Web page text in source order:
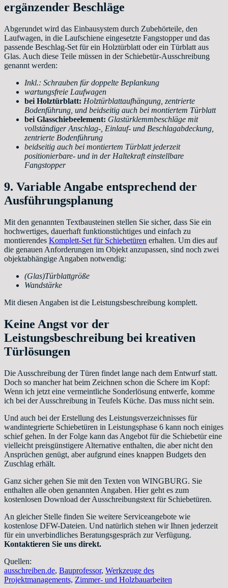
ergänzender Beschläge
Abgerundet wird das Einbausystem durch Zubehörteile, den
Laufwagen, in die Laufschiene eingesetzte Fangstopper und das
passende Beschlag-Set für ein Holztürblatt oder ein Türblatt aus
Glas. Auch diese Teile müssen in der Schiebetür-Ausschreibung
genannt werden:
Inkl.: Schrauben für doppelte Beplankung
wartungsfreie Laufwagen
bei Holztürblatt: Holztürblattaufhängung, zentrierte
Bodenführung, und beidseitig auch bei montiertem Türblatt
bei Glasschiebeelement: Glastürklemmbeschläge mit
vollständiger Anschlag-, Einlauf- und Beschlagabdeckung,
zentrierte Bodenführung
beidseitig auch bei montiertem Türblatt jederzeit
positionierbare- und in der Haltekraft einstellbare
Fangstopper
9. Variable Angabe entsprechend der
Ausführungsplanung
Mit den genannten Textbausteinen stellen Sie sicher, dass Sie ein
hochwertiges, dauerhaft funktionstüchtiges und einfach zu
montierendes Komplett-Set für Schiebetüren erhalten. Um dies auf
die genauen Anforderungen im Objekt anzupassen, sind noch zwei
objektabhängige Angaben notwendig:
(Glas)Türblattgröße
Wandstärke
Mit diesen Angaben ist die Leistungsbeschreibung komplett.
Keine Angst vor der
Leistungsbeschreibung bei kreativen
Türlösungen
Die Ausschreibung der Türen findet lange nach dem Entwurf statt.
Doch so mancher hat beim Zeichnen schon die Schere im Kopf:
Wenn ich jetzt eine vermeintliche Sonderlösung entwerfe, komme
ich bei der Ausschreibung in Teufels Küche. Das muss nicht sein.
Und auch bei der Erstellung des Leistungsverzeichnisses für
wandintegrierte Schiebetüren in Leistungsphase 6 kann noch einiges
schief gehen. In der Folge kann das Angebot für die Schiebetür eine
vielleicht preisgünstigere Alternative enthalten, die aber nicht den
Ansprüchen genügt, aber aufgrund eines knappen Budgets den
Zuschlag erhält.
Ganz sicher gehen Sie mit den Texten von WINGBURG. Sie
enthalten alle oben genannten Angaben. Hier geht es zum
kostenlosen Download der Ausschreibungstext für Schiebetüren.
An gleicher Stelle finden Sie weitere Serviceangebote wie
kostenlose DFW-Dateien. Und natürlich stehen wir Ihnen jederzeit
für ein unverbindliches Beratungsgespräch zur Verfügung.
Kontaktieren Sie uns direkt.
Quellen:
ausschreiben.de, Bauprofessor, Werkzeuge des
Projektmanagements, Zimmer- und Holzbauarbeiten